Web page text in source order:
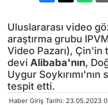
Uluslararası video
araştırma grubu
Video Pazarı),
devi Alibaba'nın,
Uygur
tespit etti.
Haber Giriş Tarihi: 23.05.2023